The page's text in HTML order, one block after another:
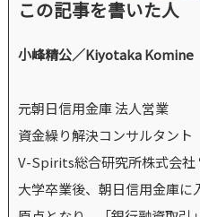
この記事を書いた人
小峰精公／Kiyotaka Komine
元朝日信用金庫 法人営業
資金繰り解決コンサルタント
V-Spirits総合研究所株式会社
大学卒業後、朝日信用金庫